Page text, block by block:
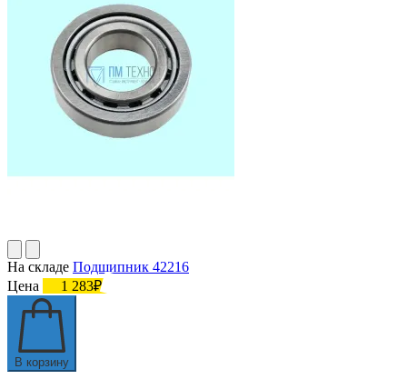
На складе Подшипник 42216
Цена
1 283₽
В корзину